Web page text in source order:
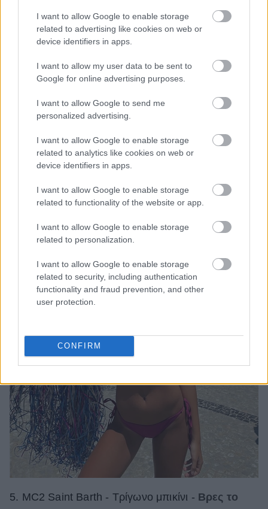
I want to allow Google to enable storage
related to advertising like cookies on web or
device identifiers in apps.
I want to allow my user data to be sent to
Google for online advertising purposes.
I want to allow Google to send me
personalized advertising.
I want to allow Google to enable storage
related to analytics like cookies on web or
device identifiers in apps.
I want to allow Google to enable storage
related to functionality of the website or app.
I want to allow Google to enable storage
related to personalization.
I want to allow Google to enable storage
related to security, including authentication
functionality and fraud prevention, and other
user protection.
CONFIRM
5. MC2 Saint Barth - Τρίγωνο μπικίνι - Βρες το